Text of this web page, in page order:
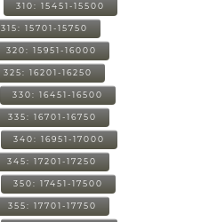
310: 15451-15500
315: 15701-15750
320: 15951-16000
325: 16201-16250
330: 16451-16500
335: 16701-16750
340: 16951-17000
345: 17201-17250
350: 17451-17500
355: 17701-17750